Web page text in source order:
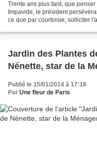
Trente ans plus tard, que
Impavide, le président
ce que par courtoisie, solliciter
Jardin des Plantes
Nénette, star de la
Publié le 15/01/2014 à 17:16
Par Une fleur de Paris